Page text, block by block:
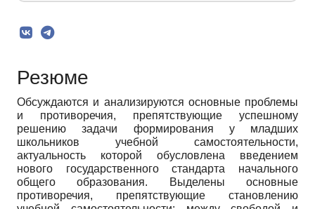
Резюме
Обсуждаются и анализируются основные проблемы
и противоречия, препятствующие успешному
решению задачи формирования у младших
школьников учебной самостоятельности,
актуальность которой обусловлена введением
нового государственного стандарта начального
общего образования. Выделены основные
противоречия, препятствующие становлению